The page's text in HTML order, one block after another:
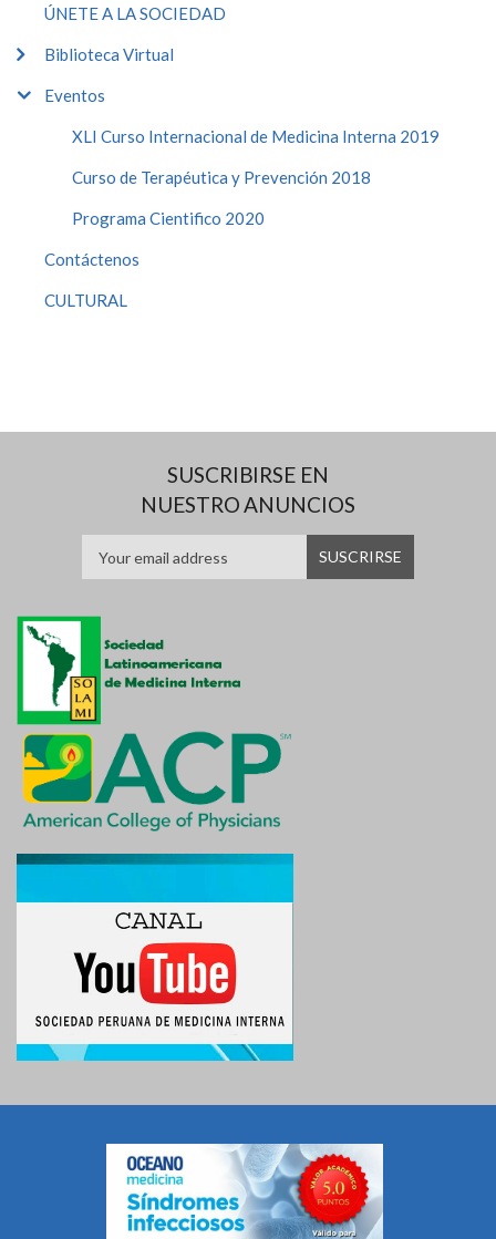
ÚNETE A LA SOCIEDAD
Biblioteca Virtual
Eventos
XLI Curso Internacional de Medicina Interna 2019
Curso de Terapéutica y Prevención 2018
Programa Cientifico 2020
Contáctenos
CULTURAL
SUSCRIBIRSE EN
NUESTRO ANUNCIOS